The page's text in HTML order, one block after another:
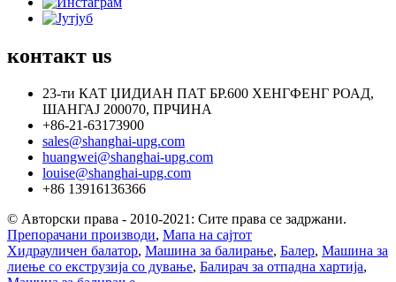
контакт us
23-ти КАТ ЏИДИАН ПАТ БР.600 ХЕНГФЕНГ РОАД,
ШАНГАЈ 200070, ПРЧИНА
+86-21-63173900
sales@shanghai-upg.com
huangwei@shanghai-upg.com
louise@shanghai-upg.com
+86 13916136366
© Авторски права - 2010-2021: Сите права се задржани.
Препорачани производи, Мапа на сајтот
Хидрауличен балатор, Машина за балирање, Балер, Машина за
лиење со екструзија со дување, Балирач за отпадна хартија,